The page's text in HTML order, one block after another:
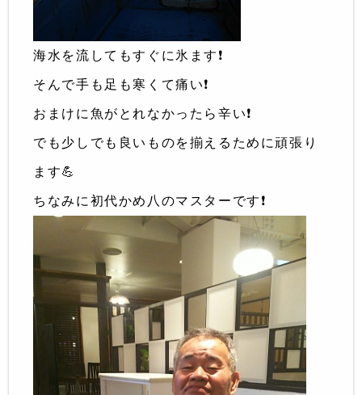
海水を流してもすぐに氷ます❗️
そんで手も足も寒くて痛い❗️
おまけに魚がとれなかったら辛い❗️
でも少しでも良いものを揃えるために頑張り
ます💪
ちなみに初代かめ八のマスターです❗️